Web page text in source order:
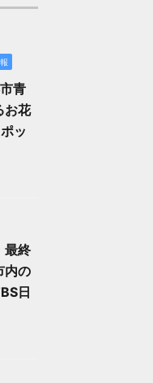
青
お花
ッ
最終
内の
日